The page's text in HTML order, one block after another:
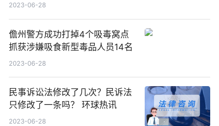
2023-06-28
儋州警方成功打掉4个吸毒窝点
抓获涉嫌吸食新型毒品人员14名
2023-06-28
民事诉讼法修改了几次？民诉法
只修改了一条吗？ 环球热讯
2023-06-28